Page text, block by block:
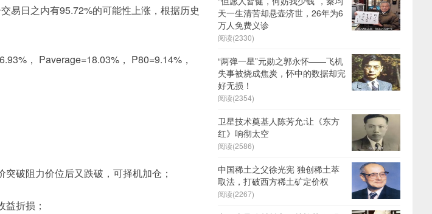
易日之内有95.72%的可能性上涨，根据历史
， Paverage=18.03%， P80=9.14%，
破阻力价位后又跌破，可择机加仓；
折损；
天一生清苦却悬壶济世，26年为6
万人免费义诊
阅读(2330)
“两弹一星”元勋之郭永怀——飞机
失事被烧成焦炭，怀中的数据却完
好无损！
阅读(2354)
卫星技术奠基人陈芳允:让《东方
红》响彻太空
阅读(2586)
中国稀土之父徐光宪 独创稀土萃
取法，打破西方稀土矿定价权
阅读(2267)